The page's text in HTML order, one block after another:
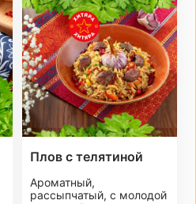
Плов с телятиной
Ароматный,
рассыпчатый, с молодой